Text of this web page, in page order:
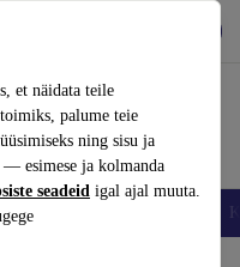
et näidata teile
palume teie
ning sisu ja
— esimese ja kolmanda
seadeid igal ajal muuta.
Nutikellad